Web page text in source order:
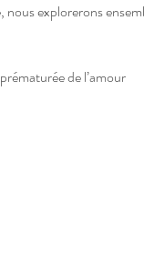
explorerons
de l’amour